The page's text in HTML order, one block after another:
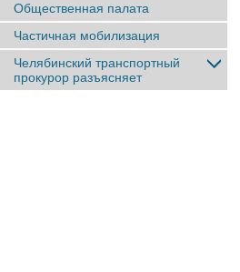
Общественная палата
Частичная мобилизация
Челябинский транспортный
прокурор разъясняет